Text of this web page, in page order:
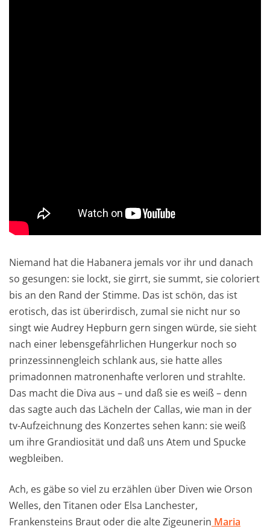
Niemand hat die Habanera jemals vor ihr und danach
so gesungen: sie lockt, sie girrt, sie summt, sie coloriert
bis an den Rand der Stimme. Das ist schön, das ist
erotisch, das ist überirdisch, zumal sie nicht nur so
singt wie Audrey Hepburn gern singen würde, sie sieht
nach einer lebensgefährlichen Hungerkur noch so
prinzessinnengleich schlank aus, sie hatte alles
primadonnen matronenhafte verloren und strahlte.
Das macht die Diva aus – und daß sie es weiß – denn
das sagte auch das Lächeln der Callas, wie man in der
tv-Aufzeichnung des Konzertes sehen kann: sie weiß
um ihre Grandiosität und daß uns Atem und Spucke
wegbleiben.
Ach, es gäbe so viel zu erzählen über Diven wie Orson
Welles, den Titanen oder Elsa Lanchester,
Frankensteins Braut oder die alte Zigeunerin Maria